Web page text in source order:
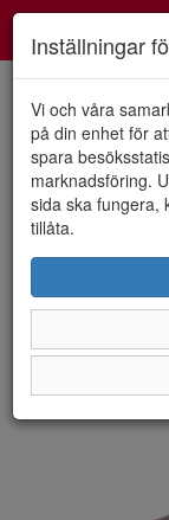
HEM RIEKER
Inställningar
Vi och våra
på din enhet för
spara
marknadsföring.
sida ska fungera,
tillåta.